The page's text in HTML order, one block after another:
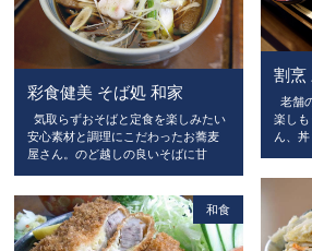
割烹
老舗
楽し
ん、
彩食健美 そば処 和家
気取らずおそばと定食を楽しみたい
安心素材と調理にこだわったお蕎麦
屋さん。のど越しの良いそばに甘
和食